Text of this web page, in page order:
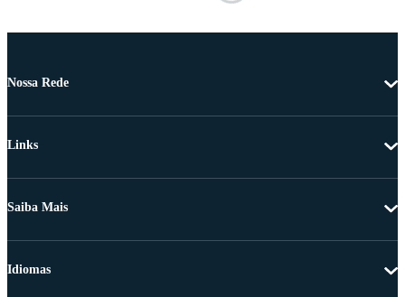
Nossa Rede
Links
Saiba Mais
Idiomas